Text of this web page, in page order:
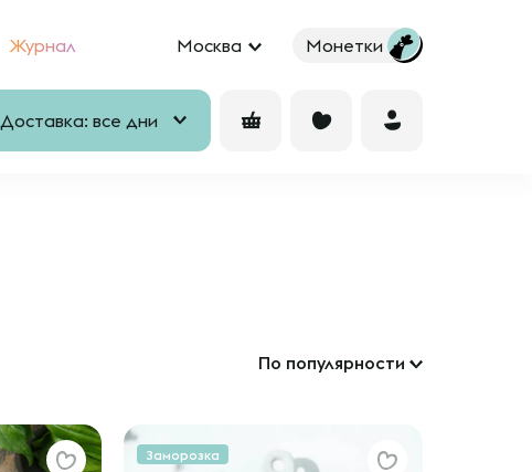
Журнал Москва Монетки
Доставка: все дни
По популярности
Заморозка